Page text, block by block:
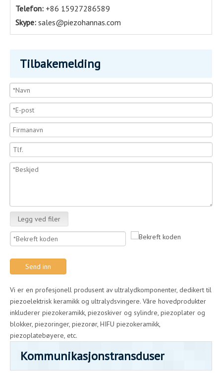
Telefon: +86 15927286589
Skype: sales@piezohannas.com
Tilbakemelding
Legg ved filer
Send inn
Vi er en profesjonell produsent av ultralydkomponenter, dedikert til
piezoelektrisk keramikk og ultralydsvingere. Våre hovedprodukter
inkluderer piezokeramikk, piezoskiver og sylindre, piezoplater og
blokker, piezoringer, piezorør, HIFU piezokeramikk,
piezoplatebøyere, etc.
Kommunikasjonstransduser